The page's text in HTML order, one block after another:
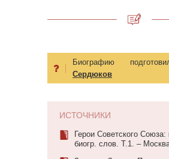
Биографию
Сердюков
ИСТОЧНИКИ
Герои Советского Союза:
биогр. слов. Т.1. –